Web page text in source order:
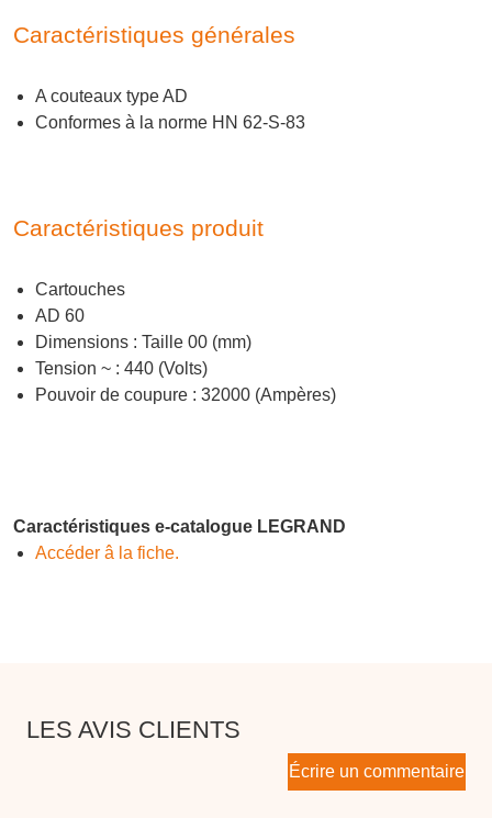
Caractéristiques générales
A couteaux type AD
Conformes à la norme HN 62-S-83
Caractéristiques produit
Cartouches
AD 60
Dimensions : Taille 00 (mm)
Tension ~ : 440 (Volts)
Pouvoir de coupure : 32000 (Ampères)
Caractéristiques e-catalogue LEGRAND
Accéder â la fiche.
LES AVIS CLIENTS
Écrire un commentaire